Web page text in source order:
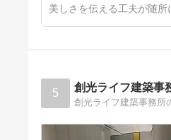
美しさを伝える工夫が随所
5 創光ライフ建築事